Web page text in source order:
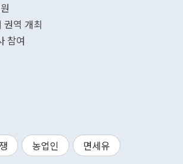
역 개최
참여
농업인
면세유